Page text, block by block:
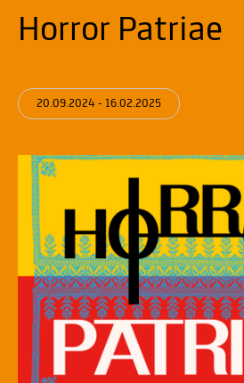
Horror Patriae
20.09.2024 - 16.02.2025